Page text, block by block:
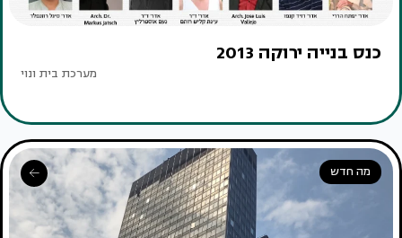
כנס בנייה ירוקה 2013
מערכת בית ונוי
מה חדש